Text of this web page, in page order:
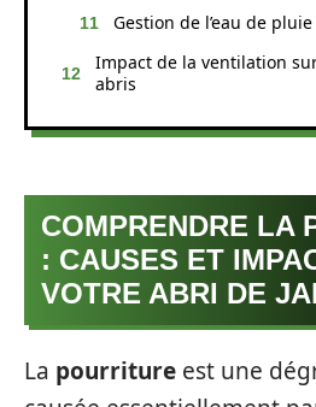
Gestion de l’eau de pluie
Impact de la ventilation
abris
COMPRENDRE LA
: CAUSES ET
VOTRE ABRI DE
La pourriture est une